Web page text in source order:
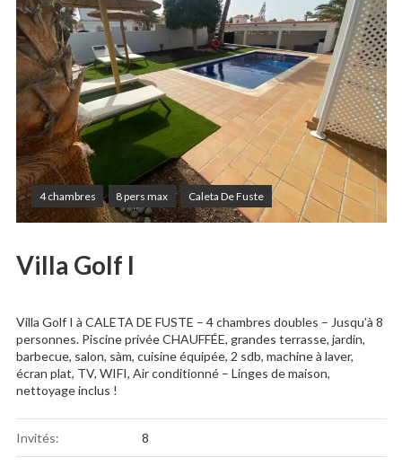
4 chambres 8 pers max Caleta De Fuste
Villa Golf I
Villa Golf I à CALETA DE FUSTE – 4 chambres doubles – Jusqu’à 8
personnes. Piscine privée CHAUFFÉE, grandes terrasse, jardin,
barbecue, salon, sàm, cuisine équipée, 2 sdb, machine à laver,
écran plat, TV, WIFI, Air conditionné – Linges de maison,
nettoyage inclus !
Invités: 8